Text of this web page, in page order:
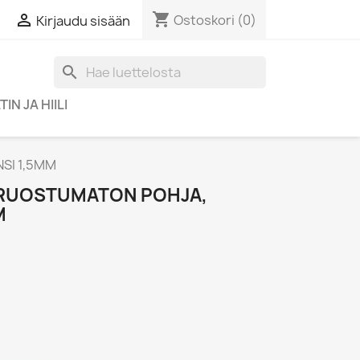
 Kirjaudu sisään shopping_cart Ostoskori (0)
search
JA HIILI
1,5MM
POHJA,